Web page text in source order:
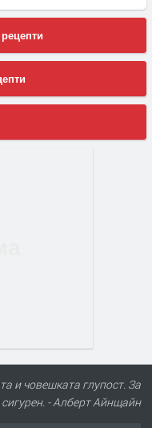
и човешката глупост. За
- Алберт Айнщайн